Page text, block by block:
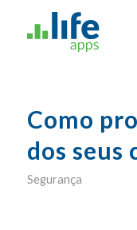
Como
dos seus
Segurança